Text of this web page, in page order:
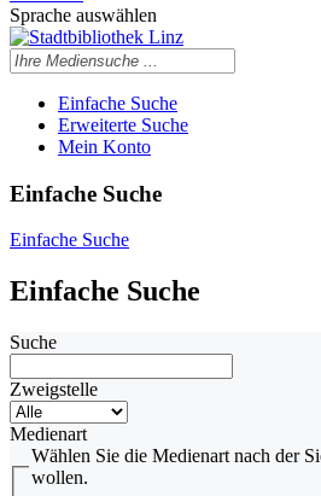
Sprache auswählen
Einfache Suche
Erweiterte Suche
Mein Konto
Einfache Suche
Einfache Suche
Einfache Suche
Suche
Zweigstelle
Medienart
Wählen Sie die Medienart nach der
wollen.